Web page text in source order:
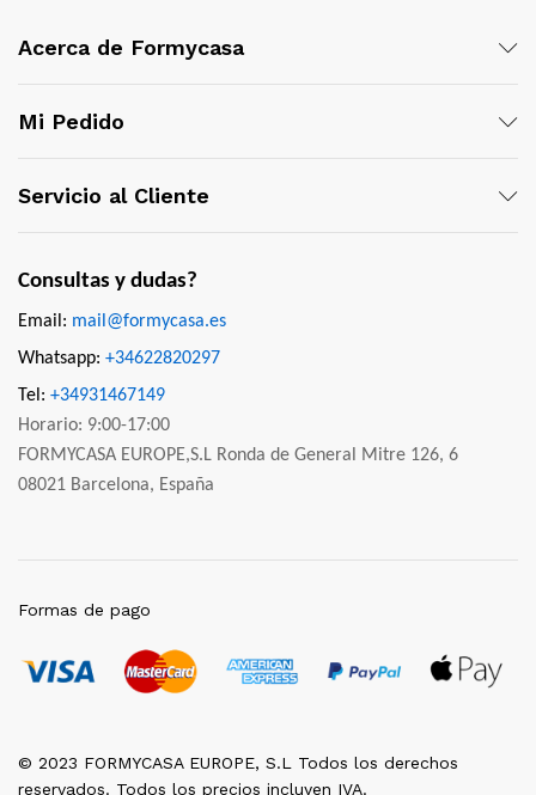
Acerca de Formycasa
Mi Pedido
Servicio al Cliente
Consultas y dudas?
Email: mail@formycasa.es
Whatsapp: +34622820297
Tel: +34931467149
Horario: 9:00-17:00
FORMYCASA EUROPE,S.L Ronda de General Mitre 126, 6
08021 Barcelona, España
© 2023 FORMYCASA EUROPE, S.L Todos los derechos
reservados. Todos los precios incluyen IVA.
Formas de pago